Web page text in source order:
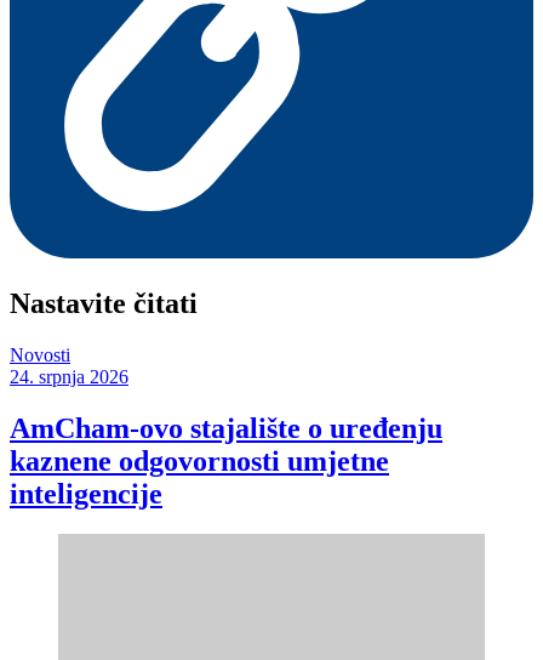
Nastavite čitati
Novosti
24. srpnja 2026
AmCham-ovo stajalište o uređenju
kaznene odgovornosti umjetne
inteligencije